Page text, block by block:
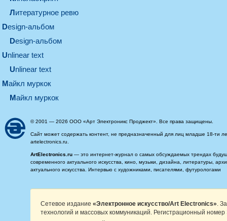
литературное ревю
design-альбом
design-альбом
unlinear text
Unlinear text
майкл муркок
майкл муркок
© 2001 — 2026 ООО «Арт Электроникс Проджект». Все права защищены.
Сайт может содержать контент, не предназначенный для лиц младше 18-ти
artelectronics.ru.
ArtElectronics.ru — это интернет-журнал о самых обсуждаемых трендах
современного актуального искусства, кино, музыки, дизайна, литературы,
актуального искусства. Интервью с художниками, писателями, футурологами
Сетевое издание «Электронное искусство/Art Electronics» .
технологий и массовых коммуникаций. Регистрационный